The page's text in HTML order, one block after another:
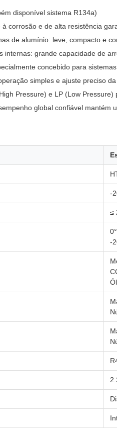
disponível sistema R134a)
corrosão e de alta resistência
de alumínio: leve, compacto e
internas: grande capacidade de
concebido para
simples e ajuste preciso
Pressure) e LP (Low
global confiável
-
≤
-